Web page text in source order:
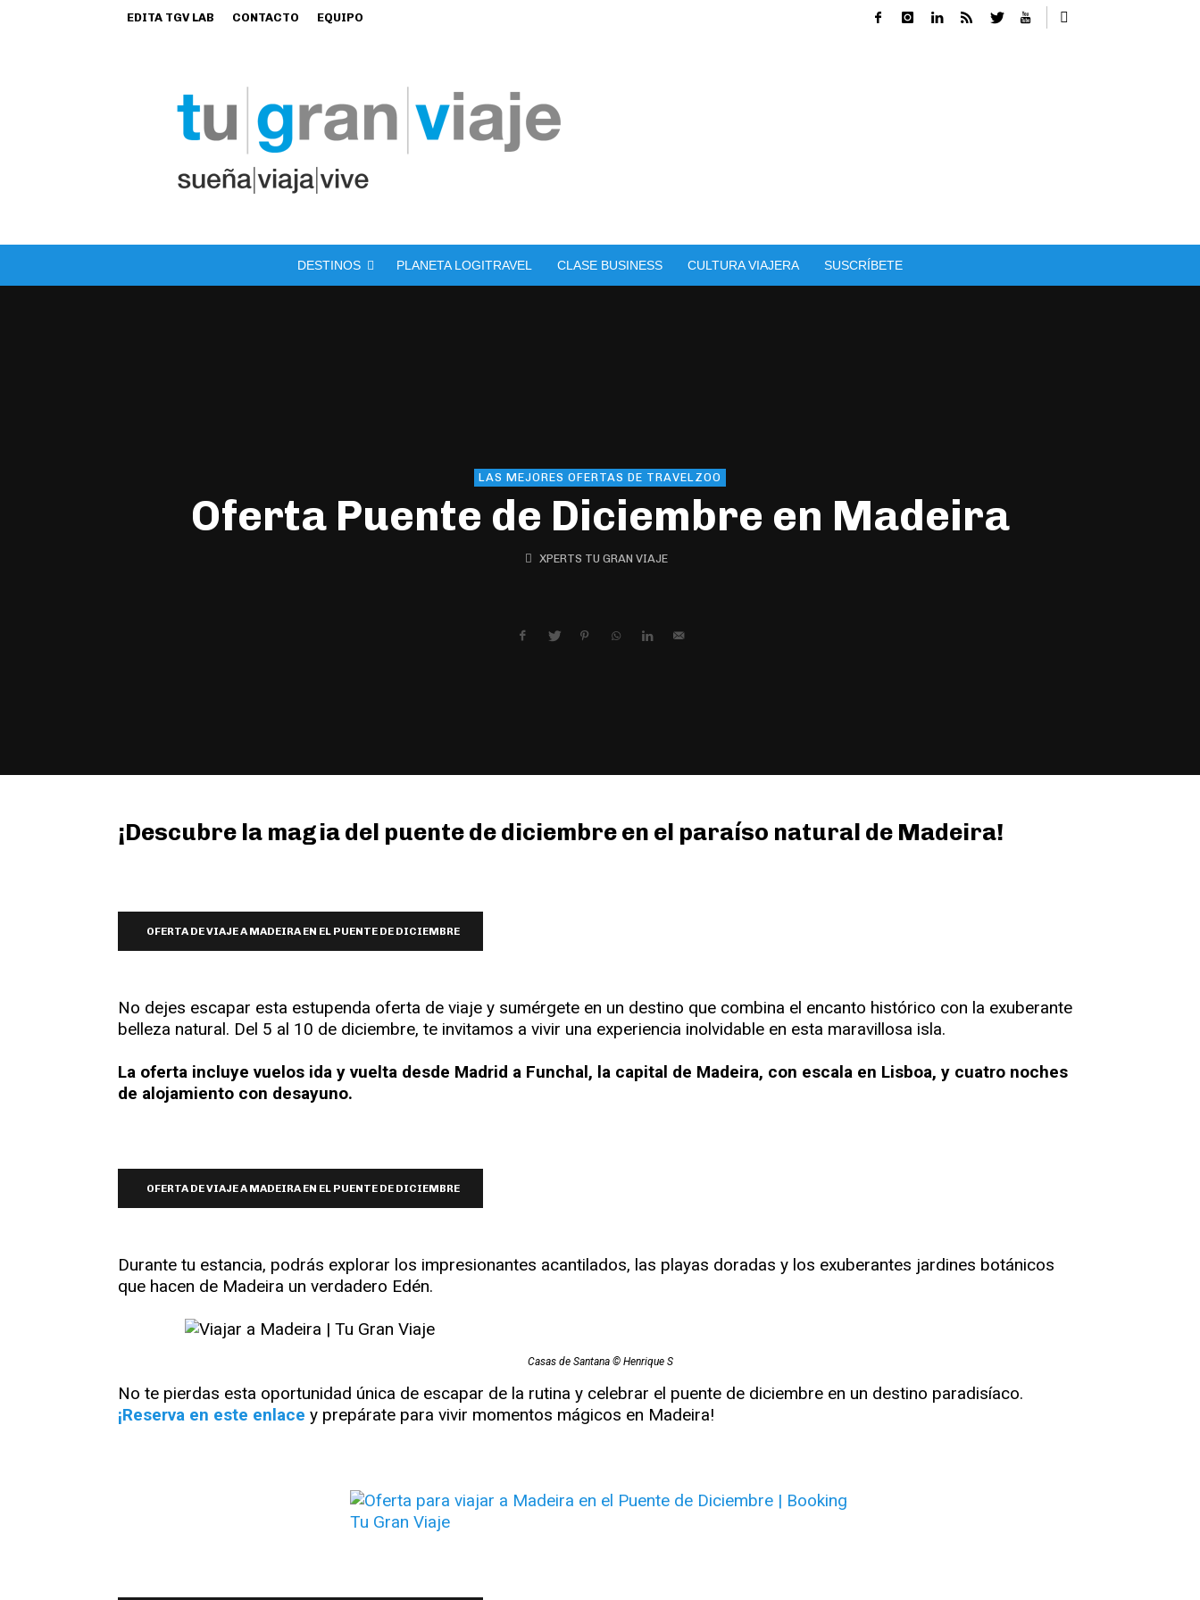
EDITA TGV LAB CONTACTO EQUIPO
DESTINOS PLANETA LOGITRAVEL CLASE BUSINESS CULTURA VIAJERA SUSCRÍBETE
LAS MEJORES OFERTAS DE TRAVELZOO
Oferta Puente de Diciembre en Madeira
XPERTS TU GRAN VIAJE
¡Descubre la magia del puente de diciembre en el paraíso natural de Madeira!
OFERTA DE VIAJE A MADEIRA EN EL PUENTE DE DICIEMBRE
No dejes escapar esta estupenda oferta de viaje y sumérgete en un destino que combina el encanto histórico con la exuberante
belleza natural. Del 5 al 10 de diciembre, te invitamos a vivir una experiencia inolvidable en esta maravillosa isla.
La oferta incluye vuelos ida y vuelta desde Madrid a Funchal, la capital de Madeira, con escala en Lisboa, y cuatro noches
de alojamiento con desayuno.
OFERTA DE VIAJE A MADEIRA EN EL PUENTE DE DICIEMBRE
Durante tu estancia, podrás explorar los impresionantes acantilados, las playas doradas y los exuberantes jardines botánicos
que hacen de Madeira un verdadero Edén.
Casas de Santana © Henrique S
No te pierdas esta oportunidad única de escapar de la rutina y celebrar el puente de diciembre en un destino paradisíaco.
¡Reserva en este enlace y prepárate para vivir momentos mágicos en Madeira!